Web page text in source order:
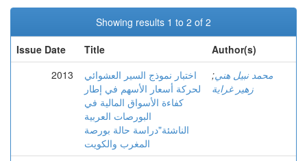
Showing results 1 to 2 of 2
Issue Date
Title
Author(s)
2013
اختبار نموذج السير العشوائي
لحركة أسعار الأسهم في إطار
كفاءة الأسواق المالية في
البورصات العربية
الناشئة"دراسة حالة بورصة
المغرب والكويت
محمد نبيل هني;
زهير غراية